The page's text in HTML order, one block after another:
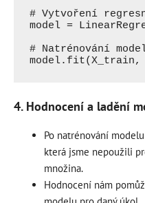
# Vytvoření
model =
# Natrénování
4. Hodnocení a ladění
Po natrénování
která jsme nepoužili
množina.
Hodnocení nám